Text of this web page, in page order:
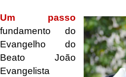
Um passo
fundamento do
Evangelho do
Beato João
Evangelista